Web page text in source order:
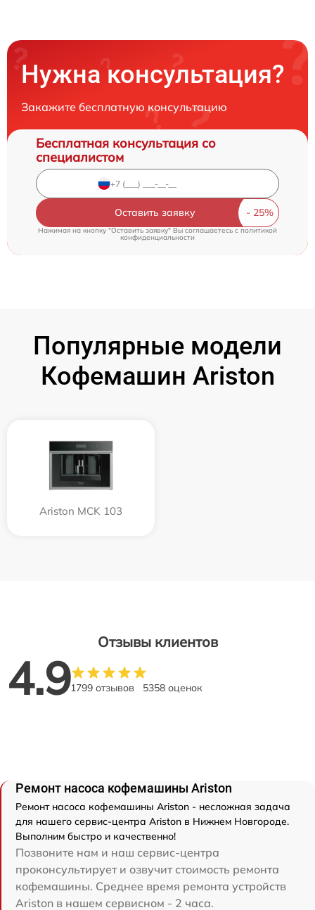
Нужна консультация?
Закажите бесплатную консультацию
Бесплатная консультация со
специалистом
Оставить заявку
Нажимая на кнопку "Оставить заявку" Вы соглашаетесь c политикой
конфиденциальности
Популярные модели
Кофемашин Ariston
Ariston MCK 103
Отзывы клиентов
4.91799 отзывов 5358 оценок
Ремонт насоса кофемашины Ariston
Ремонт насоса кофемашины Ariston - несложная задача
для нашего сервис-центра Ariston в Нижнем Новгороде.
Выполним быстро и качественно!
Позвоните нам и наш сервис-центра
проконсультирует и озвучит стоимость ремонта
кофемашины. Среднее время ремонта устройств
Ariston в нашем сервисном - 2 часа.